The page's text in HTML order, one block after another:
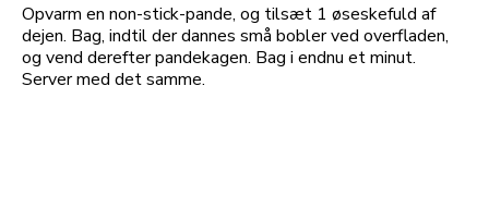
Opvarm en non-stick-pande, og tilsæt 1 øseskefuld af
dejen. Bag, indtil der dannes små bobler ved overfladen,
og vend derefter pandekagen. Bag i endnu et minut.
Server med det samme.